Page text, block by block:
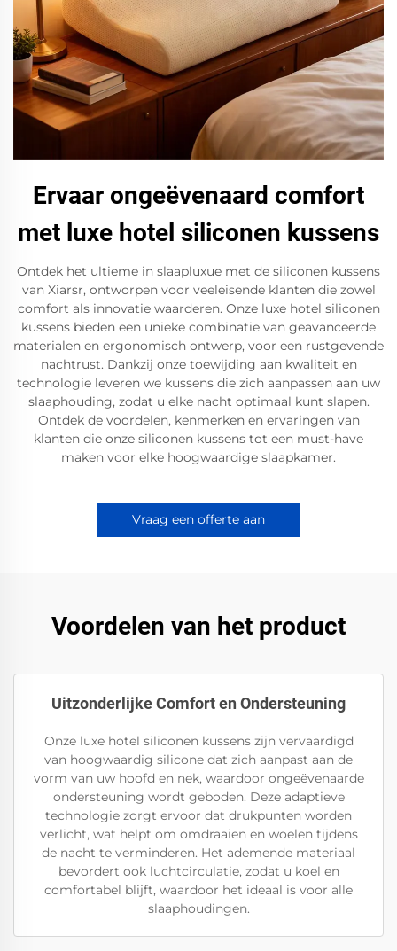
Ervaar ongeëvenaard comfort
met luxe hotel siliconen kussens
Ontdek het ultieme in slaapluxue met de siliconen kussens
van Xiarsr, ontworpen voor veeleisende klanten die zowel
comfort als innovatie waarderen. Onze luxe hotel siliconen
kussens bieden een unieke combinatie van geavanceerde
materialen en ergonomisch ontwerp, voor een rustgevende
nachtrust. Dankzij onze toewijding aan kwaliteit en
technologie leveren we kussens die zich aanpassen aan uw
slaaphouding, zodat u elke nacht optimaal kunt slapen.
Ontdek de voordelen, kenmerken en ervaringen van
klanten die onze siliconen kussens tot een must-have
maken voor elke hoogwaardige slaapkamer.
Vraag een offerte aan
Voordelen van het product
Uitzonderlijke Comfort en Ondersteuning
Onze luxe hotel siliconen kussens zijn vervaardigd
van hoogwaardig silicone dat zich aanpast aan de
vorm van uw hoofd en nek, waardoor ongeëvenaarde
ondersteuning wordt geboden. Deze adaptieve
technologie zorgt ervoor dat drukpunten worden
verlicht, wat helpt om omdraaien en woelen tijdens
de nacht te verminderen. Het ademende materiaal
bevordert ook luchtcirculatie, zodat u koel en
comfortabel blijft, waardoor het ideaal is voor alle
slaaphoudingen.